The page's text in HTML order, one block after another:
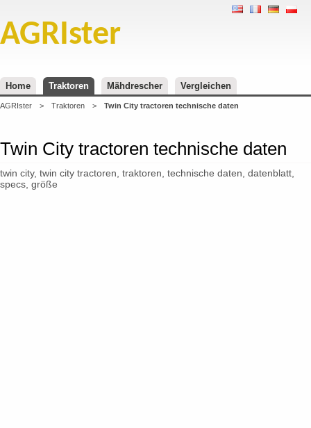
AGRIster
Home Traktoren Mähdrescher Vergleichen
AGRIster > Traktoren > Twin City tractoren technische daten
Twin City tractoren technische daten
twin city, twin city tractoren, traktoren, technische daten, datenblatt,
specs, größe